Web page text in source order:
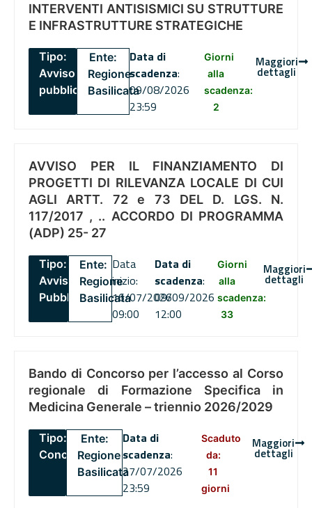
INTERVENTI ANTISISMICI SU STRUTTURE
E INFRASTRUTTURE STRATEGICHE
Tipo:
Avviso
pubblico
Ente:
Regione
Basilicata
Data di
scadenza:
09/08/2026
23:59
Giorni
alla
scadenza:
2
Maggiori
dettagli
AVVISO PER IL FINANZIAMENTO DI
PROGETTI DI RILEVANZA LOCALE DI CUI
AGLI ARTT. 72 e 73 DEL D. LGS. N.
117/2017 , .. ACCORDO DI PROGRAMMA
(ADP) 25- 27
Tipo:
Avviso
Pubblico
Ente:
Regione
Basilicata
Data
inizio:
16/07/2026
09:00
Data di
scadenza:
09/09/2026
12:00
Giorni
alla
scadenza:
33
Maggiori
dettagli
Bando di Concorso per l’accesso al Corso
regionale di Formazione Specifica in
Medicina Generale – triennio 2026/2029
Tipo:
Concorsi
Ente:
Regione
Basilicata
Data di
scadenza:
27/07/2026
23:59
Scaduto
da:
11
giorni
Maggiori
dettagli